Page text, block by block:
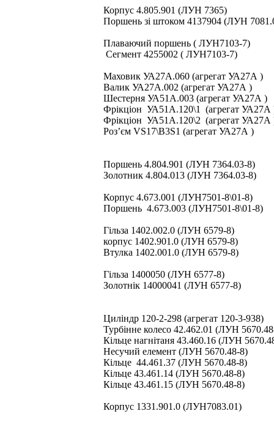
Корпус 4.805.901 (ЛУН 7365)
Поршень зі штоком 4137904 (ЛУН
Плаваючий поршень ( ЛУН7103-7)
Сегмент 4255002 ( ЛУН7103-7)
Маховик УА27А.060 (агрегат УА27А )
Валик УА27А.002 (агрегат УА27А )
Шестерня УА51А.003 (агрегат УА27А )
Фрікціон УА51А.120\1 (агрегат УА27А
Фрікціон УА51А.120\2 (агрегат УА27А
Роз’єм VS17\B3S1 (агрегат УА27А )
Поршень 4.804.901 (ЛУН 7364.03-8)
Золотник 4.804.013 (ЛУН 7364.03-8)
Корпус 4.673.001 (ЛУН7501-8\01-8)
Поршень 4.673.003 (ЛУН7501-8\01-8)
Гільза 1402.002.0 (ЛУН 6579-8)
корпус 1402.901.0 (ЛУН 6579-8)
Втулка 1402.001.0 (ЛУН 6579-8)
Гільза 1400050 (ЛУН 6577-8)
Золотнік 14000041 (ЛУН 6577-8)
Циліндр 120-2-298 (агрегат 120-3-938)
Турбінне колесо 42.462.01 (ЛУН
Кільце нагнітаня 43.460.16 (ЛУН
Несучий елемент (ЛУН 5670.48-8)
Кільце 44.461.37 (ЛУН 5670.48-8)
Кільце 43.461.14 (ЛУН 5670.48-8)
Кільце 43.461.15 (ЛУН 5670.48-8)
Корпус 1331.901.0 (ЛУН7083.01)